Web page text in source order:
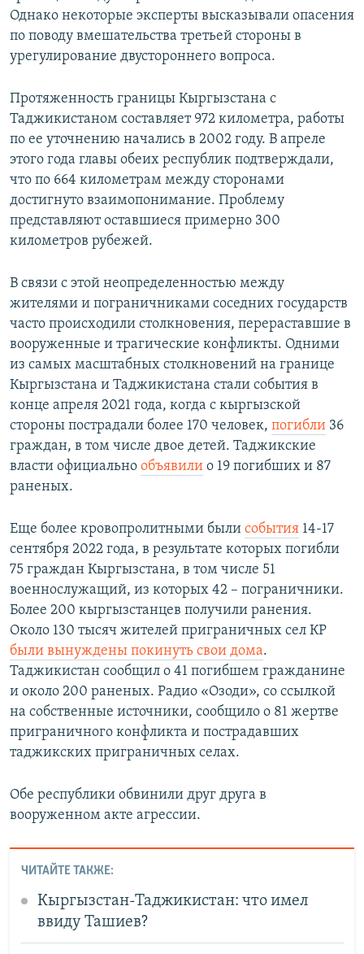
Однако некоторые эксперты высказывали опасения
по поводу вмешательства третьей стороны в
урегулирование двустороннего вопроса.
Протяженность границы Кыргызстана с
Таджикистаном составляет 972 километра, работы
по ее уточнению начались в 2002 году. В апреле
этого года главы обеих республик подтверждали,
что по 664 километрам между сторонами
достигнуто взаимопонимание. Проблему
представляют оставшиеся примерно 300
километров рубежей.
В связи с этой неопределенностью между
жителями и пограничниками соседних государств
часто происходили столкновения, перераставшие в
вооруженные и трагические конфликты. Одними
из самых масштабных столкновений на границе
Кыргызстана и Таджикистана стали события в
конце апреля 2021 года, когда с кыргызской
стороны пострадали более 170 человек, погибли 36
граждан, в том числе двое детей. Таджикские
власти официально объявили о 19 погибших и 87
раненых.
Еще более кровопролитными были события 14-17
сентября 2022 года, в результате которых погибли
75 граждан Кыргызстана, в том числе 51
военнослужащий, из которых 42 – пограничники.
Более 200 кыргызстанцев получили ранения.
Около 130 тысяч жителей приграничных сел КР
были вынуждены покинуть свои дома.
Таджикистан сообщил о 41 погибшем гражданине
и около 200 раненых. Радио «Озоди», со ссылкой
на собственные источники, сообщило о 81 жертве
приграничного конфликта и пострадавших
таджикских приграничных селах.
Обе республики обвинили друг друга в
вооруженном акте агрессии.
ЧИТАЙТЕ ТАКЖЕ:
Кыргызстан-Таджикистан: что имел
ввиду Ташиев?